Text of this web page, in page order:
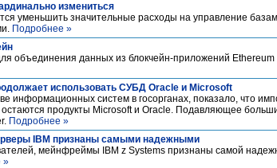
измениться
уменьшить значительные расходы на управление
Подробнее »
объединения данных из блокчейн-приложений
использовать СУБД Oracle и Microsoft
информационных систем в госорганах, показало, что
продукты Microsoft и Oracle. Подавляющее
Подробнее »
IBM признаны самыми надежными
мейнфреймы IBM z Systems признаны самой
»